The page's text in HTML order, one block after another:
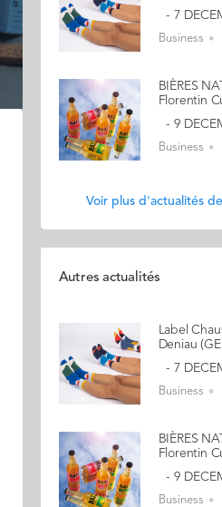
Business
BIÈRES
Florentin
Business
Voir plus d'actualités
Autres actualités
Label
Deniau (GE
Business
BIÈRES
Florentin
Business